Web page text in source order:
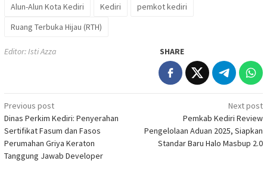
Alun-Alun Kota Kediri Kediri
pemkot kediri
Ruang Terbuka Hijau (RTH)
Editor: Isti Azza SHARE
Post
navigation
Previous post
Dinas Perkim Kediri: Penyerahan
Sertifikat Fasum dan Fasos
Perumahan Griya Keraton
Tanggung Jawab Developer
Next post
Pemkab Kediri Review
Pengelolaan Aduan 2025, Siapkan
Standar Baru Halo Masbup 2.0